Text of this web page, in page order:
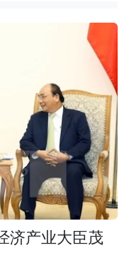
济产业大臣茂